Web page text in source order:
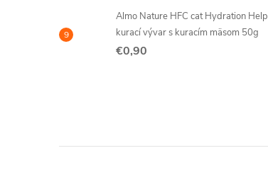
Almo Nature HFC cat Hydration Help
kurací vývar s kuracím mäsom 50g
€0,90